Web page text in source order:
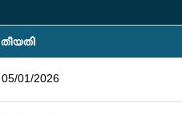
തീയതി
05/01/2026